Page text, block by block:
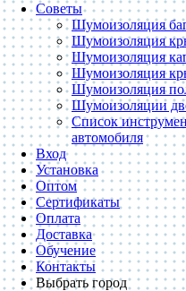
Советы
Шумоизоляция
Шумоизоляция
Шумоизоляция
Шумоизоляция
Шумоизоляция
Шумоизоляции
Список
автомобиля
Вход
Установка
Оптом
Сертификаты
Оплата
Доставка
Обучение
Контакты
Выбрать город